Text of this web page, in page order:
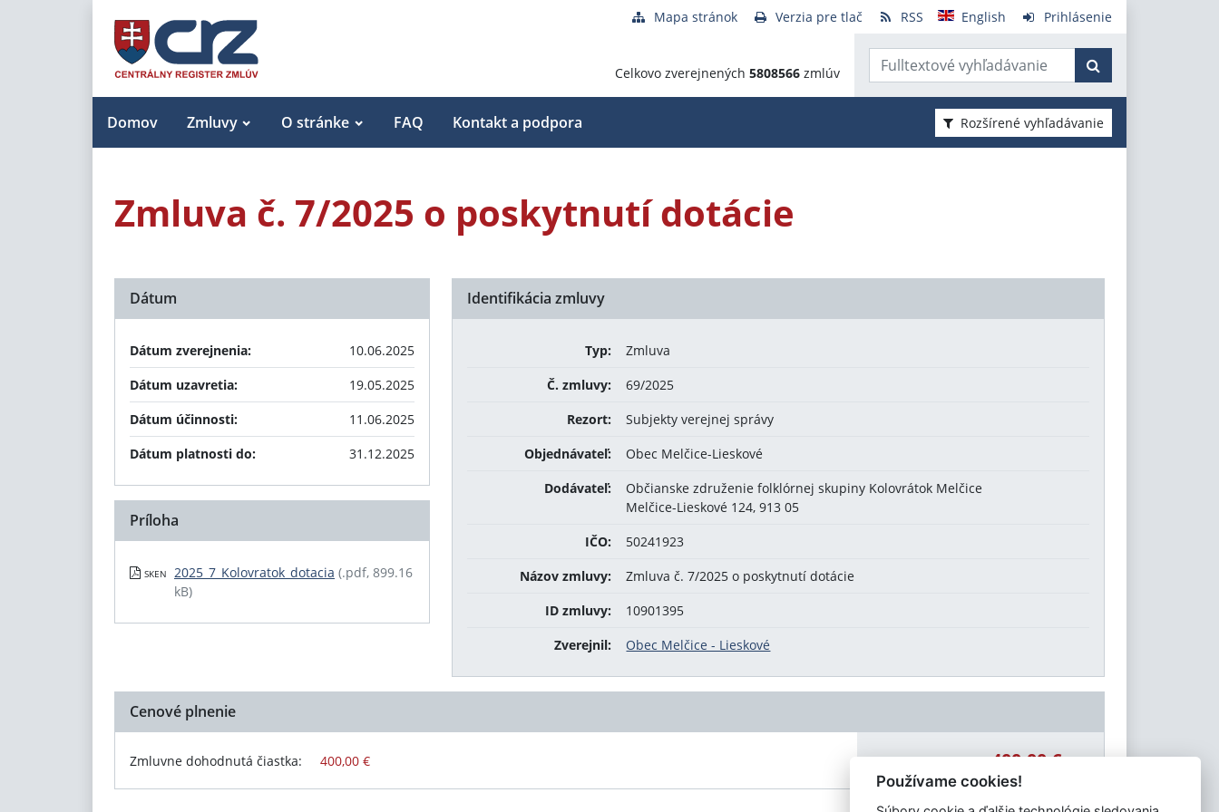
Mapa stránok Verzia pre tlač RSS English Prihlásenie
Celkovo zverejnených 5808566 zmlúv
Domov Zmluvy O stránke FAQ Kontakt a podpora Rozšírené vyhľadávanie
Zmluva č. 7/2025 o poskytnutí dotácie
Identifikácia zmluvy
Typ:
Zmluva
Č. zmluvy:
69/2025
Rezort:
Subjekty verejnej správy
Objednávateľ:
Obec Melčice-Lieskové
Dodávateľ:
Občianske združenie folklórnej skupiny Kolovrátok Melčice
Melčice-Lieskové 124, 913 05
IČO:
50241923
Názov zmluvy:
Zmluva č. 7/2025 o poskytnutí dotácie
ID zmluvy:
10901395
Zverejnil:
Obec Melčice - Lieskové
Dátum
Dátum zverejnenia:
10.06.2025
Dátum uzavretia:
19.05.2025
Dátum účinnosti:
11.06.2025
Dátum platnosti do:
31.12.2025
Príloha
SKEN 2025_7_Kolovratok_dotacia (.pdf, 899.16
kB)
Cenové plnenie
Zmluvne dohodnutá čiastka: 400,00 € Celková čiastka: 400,00 €
Používame cookies!